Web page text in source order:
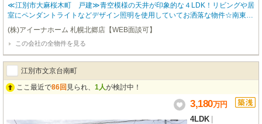
≪江別市大麻桜木町 戸建≫青空模様の天井が印象的な４LDK！リビングや居
室にペンダントライトなどデザイン照明を使用していてお洒落な物件☆南東向
きかつ窓が多く陽当たり良好な物件です♪スーパーやコンビニなど生活に便利
な施設が徒歩圏内に充実した立地◎
(株)アイーナホーム 札幌北郷店【WEB面談可】
この会社の全物件を見る
江別市文京台南町
ここ最近で86回 見られ、 1人が検討中！
3,180万円
4LDK